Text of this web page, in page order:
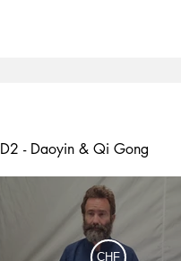
D2 - Daoyin & Qi Gong
CHF